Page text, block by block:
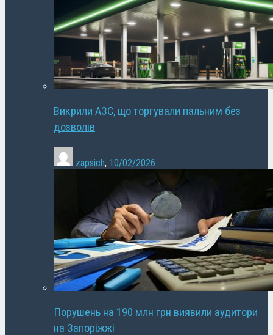
Викрили АЗС, що торгували пальним без
дозволів
zapsich, 10/02/2026
Порушень на 190 млн грн виявили аудитори
на Запоріжжі